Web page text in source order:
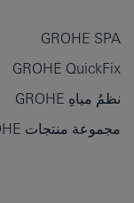
GROHE SPA
GROHE QuickFix
نظمُ مياهِ GROHE
مجموعة منتجات GROHE الأساسية